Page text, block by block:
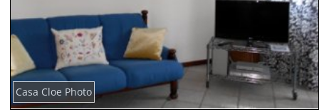
Casa Cloe Photo